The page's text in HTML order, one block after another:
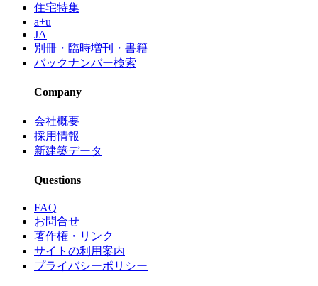
住宅特集
a+u
JA
別冊・臨時増刊・書籍
バックナンバー検索
Company
会社概要
採用情報
新建築データ
Questions
FAQ
お問合せ
著作権・リンク
サイトの利用案内
プライバシーポリシー